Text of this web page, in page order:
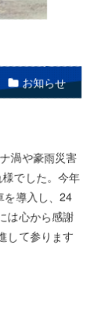
お知らせ
渦や豪雨災害
でした。今年
を導入し、24
は心から感謝
して参ります